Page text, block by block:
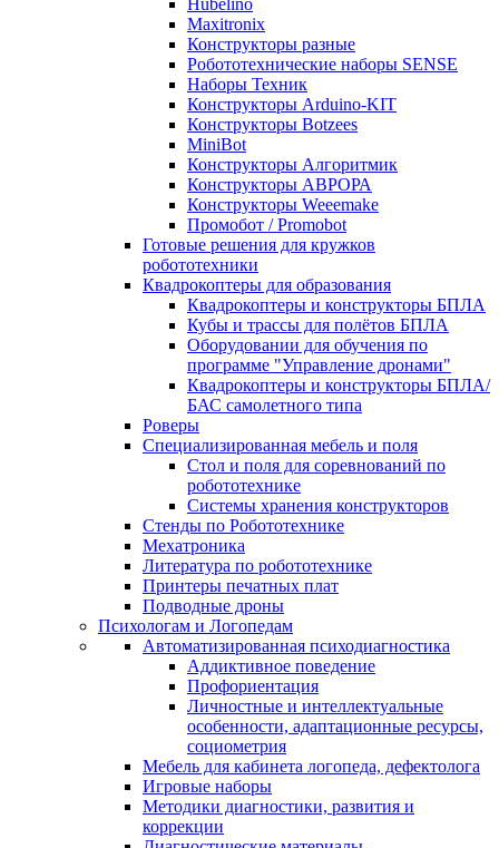
Hubelino
Maxitronix
Конструкторы разные
Робототехнические наборы SENSE
Наборы Техник
Конструкторы Arduino-KIT
Конструкторы Botzees
MiniBot
Конструкторы Алгоритмик
Конструкторы АВРОРА
Конструкторы Weeemake
Промобот / Promobot
Готовые решения для кружков
робототехники
Квадрокоптеры для образования
Квадрокоптеры и конструкторы БПЛА
Кубы и трассы для полётов БПЛА
Оборудовании для обучения по
программе "Управление дронами"
Квадрокоптеры и конструкторы БПЛА/
БАС самолетного типа
Роверы
Специализированная мебель и поля
Стол и поля для соревнований по
робототехнике
Системы хранения конструкторов
Стенды по Робототехнике
Мехатроника
Литература по робототехнике
Принтеры печатных плат
Подводные дроны
Психологам и Логопедам
Автоматизированная психодиагностика
Аддиктивное поведение
Профориентация
Личностные и интеллектуальные
особенности, адаптационные ресурсы,
социометрия
Мебель для кабинета логопеда, дефектолога
Игровые наборы
Методики диагностики, развития и
коррекции